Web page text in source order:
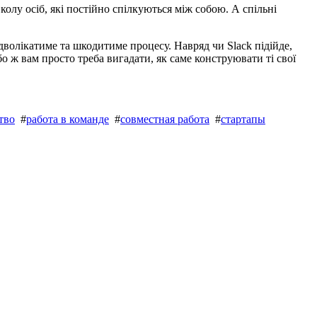
осіб, які постійно спілкуються між собою. А спільні
та шкодитиме процесу. Навряд чи Slack підійде,
вам просто треба вигадати, як саме конструювати ті свої
#работа в команде #совместная работа #стартапы